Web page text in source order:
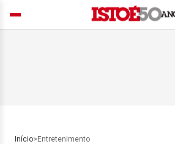
Início> Entretenimento